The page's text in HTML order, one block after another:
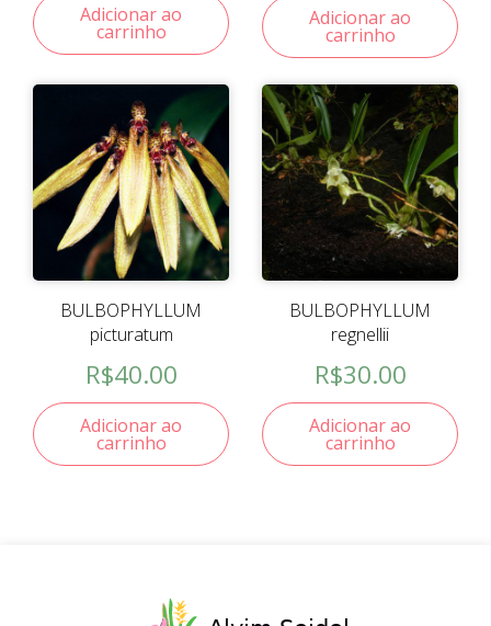
Adicionar ao
carrinho
Adicionar ao
carrinho
BULBOPHYLLUM
picturatum
R$40.00
Adicionar ao
carrinho
BULBOPHYLLUM
regnellii
R$30.00
Adicionar ao
carrinho